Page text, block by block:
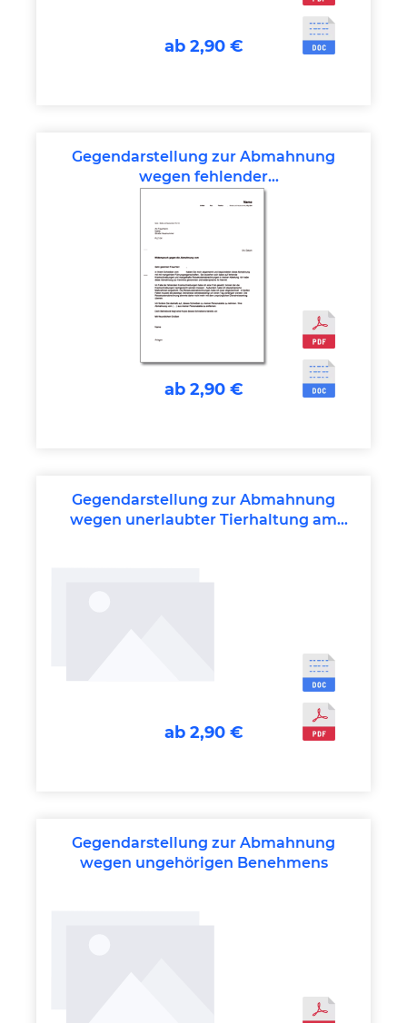
ab 2,90 €
Gegendarstellung zur Abmahnung
wegen fehlender
Führungseigenschaften
ab 2,90 €
Gegendarstellung zur Abmahnung
wegen unerlaubter Tierhaltung am
ab 2,90 €
Gegendarstellung zur Abmahnung
wegen ungehörigen Benehmens